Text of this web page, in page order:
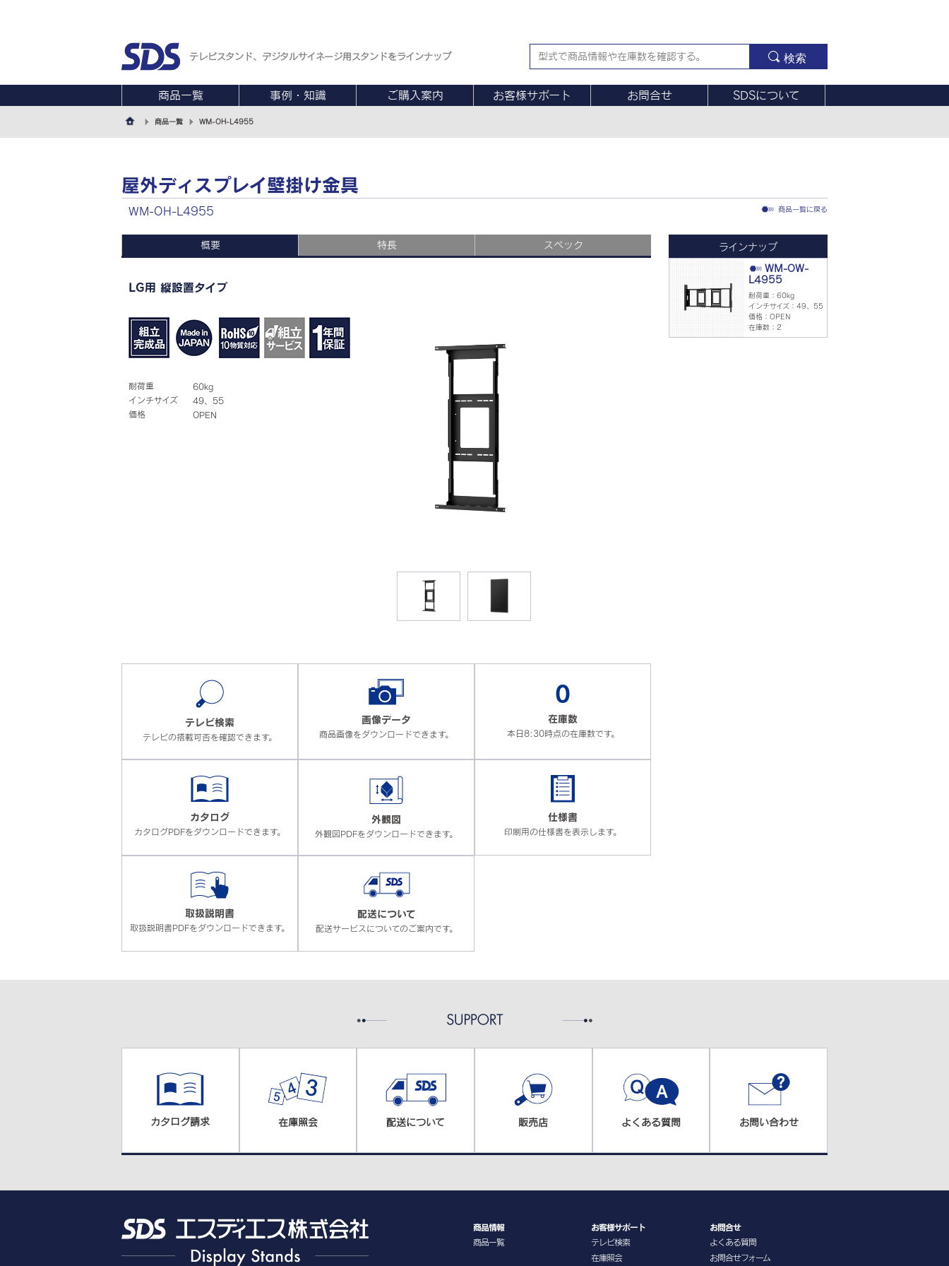
テレビスタンド、デジタルサイネージ用スタンドをラインナップ 検索
商品一覧 事例・知識 ご購入案内 お客様サポート お問合せ SDSについて
商品一覧 WM-OH-L4955
屋外ディスプレイ壁掛け金具
WM-OH-L4955 商品一覧に戻る
概要 特長 スペック
LG用 縦設置タイプ
耐荷重
60kg
インチサイズ
49、55
価格
OPEN
テレビ検索
テレビの搭載可否を確認できます。
画像データ
商品画像をダウンロードできます。
0
在庫数
本日8:30時点の在庫数です。
カタログ
カタログPDFをダウンロードできます。
外観図
外観図PDFをダウンロードできます。
仕様書
印刷用の仕様書を表示します。
取扱説明書
取扱説明書PDFをダウンロードできます。
配送について
配送サービスについてのご案内です。
ラインナップ
WM-OW-
L4955
耐荷重：60kg
インチサイズ：49、55
価格：OPEN
在庫数：2
カタログ請求 在庫照会 配送について 販売店 よくある質問 お問い合わせ
商品情報
商品一覧
お客様サポート
テレビ検索
在庫照会
お問合せ
よくある質問
お問合せフォーム